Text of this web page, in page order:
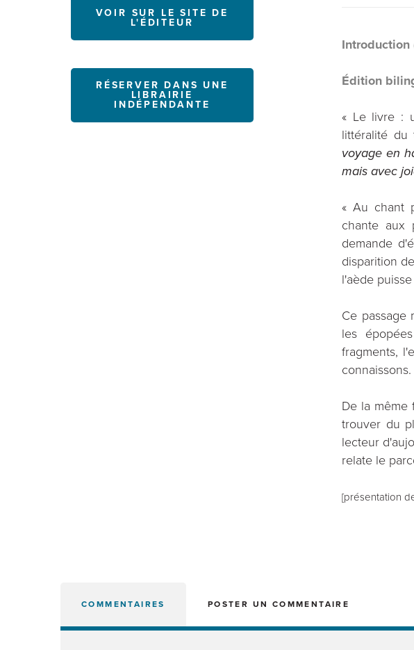
VOIR SUR LE SITE DE
L'ÉDITEUR
RÉSERVER DANS UNE
LIBRAIRIE
INDÉPENDANTE
Introduction
Édition
« Le livre :
littéralité
voyage en
mais avec
« Au chant
chante aux
demande
disparition
l'aède
Ce passage
les
fragments,
connaissons.
De la même
trouver du
lecteur
relate le
[présentation
COMMENTAIRES POSTER UN COMMENTAIRE